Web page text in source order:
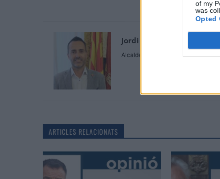
of my
was
Opted
Jordi Jordan Farnos
Alcalde de l'Ajuntament de Tortosa
ARTICLES RELACIONATS